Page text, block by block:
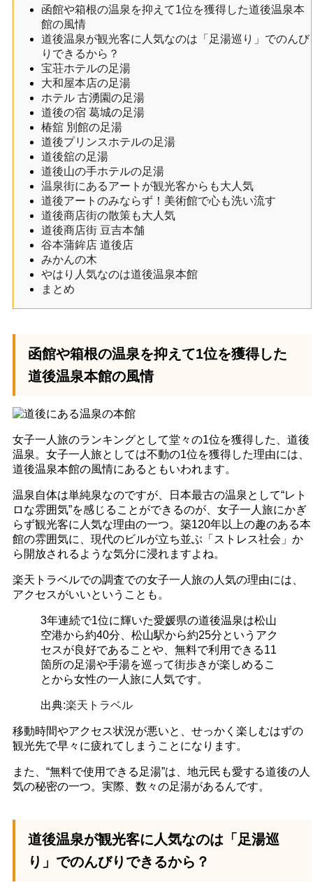
函館や箱根の温泉を抑えて1位を獲得した道後温泉本
館の風情
道後温泉が観光客に人気なのは「足湯巡り」でのんび
りできるから？
宝荘ホテルの足湯
大和屋本店の足湯
ホテル 古湧園の足湯
道後の宿 葛城の足湯
椿舘 別館の足湯
道後プリンスホテルの足湯
道後舘の足湯
道後山の手ホテルの足湯
温泉街にあるアートが観光客からも大人気
道後アートのみならず！美術館で心も洗い流す
道後商店街の散策も大人気
道後商店街 豆吉本舗
谷本蒲鉾店 道後店
みかんの木
やはり人気なのは道後温泉本館
まとめ
函館や箱根の温泉を抑えて1位を獲得した
道後温泉本館の風情
女子一人旅のランキングとして堂々の1位を獲得した、道後
温泉。女子一人旅としては不動の1位を獲得した理由には、
道後温泉本館の風情にあるともいわれます。
温泉自体は単純泉なのですが、日本最古の温泉として“レト
ロな雰囲気”を感じることができるのが、女子一人旅にかぎ
らず観光客に人気な理由の一つ。築120年以上の趣のある本
館の雰囲気に、現代のビルが立ち並ぶ「ストレス社会」か
ら開放されるような気分に浸れますよね。
楽天トラベルでの調査での女子一人旅の人気の理由には、
アクセスがいいということも。
3年連続で1位に輝いた愛媛県の道後温泉は松山
空港から約40分、松山駅から約25分というアク
セスが良好であることや、無料で利用できる11
箇所の足湯や手湯を巡って街歩きが楽しめるこ
とから女性の一人旅に人気です。
出典:楽天トラベル
移動時間やアクセス状況が悪いと、せっかく楽しむはずの
観光先で早々に疲れてしまうことになります。
また、“無料で使用できる足湯”は、地元民も愛する道後の人
気の秘密の一つ。実際、数々の足湯があるんです。
道後温泉が観光客に人気なのは「足湯巡
り」でのんびりできるから？